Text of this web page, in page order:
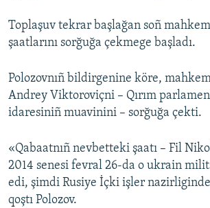
Toplaşuv tekrar başlağan soñ
şaatlarını sorğuğa çekmege başladı.
Polozovnıñ bildirgenine köre,
Andrey Viktoroviçni – Qırım
idaresiniñ muavinini – sorğuğa çekti.
«Qabaatnıñ nevbetteki şaatı – Fil
2014 senesi fevral 26-da o ukrain
edi, şimdi Rusiye İçki işler nazirliginde
qoştı Polozov.